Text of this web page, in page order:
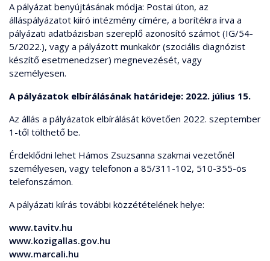
A pályázat benyújtásának módja: Postai úton, az
álláspályázatot kiíró intézmény címére, a borítékra írva a
pályázati adatbázisban szereplő azonosító számot (IG/54-
5/2022.), vagy a pályázott munkakör (szociális diagnózist
készítő esetmenedzser) megnevezését, vagy
személyesen.
A pályázatok elbírálásának határideje: 2022. július 15.
Az állás a pályázatok elbírálását követően 2022. szeptember
1-től tölthető be.
Érdeklődni lehet Hámos Zsuzsanna szakmai vezetőnél
személyesen, vagy telefonon a 85/311-102, 510-355-ös
telefonszámon.
A pályázati kiírás további közzétételének helye:
www.tavitv.hu
www.kozigallas.gov.hu
www.marcali.hu